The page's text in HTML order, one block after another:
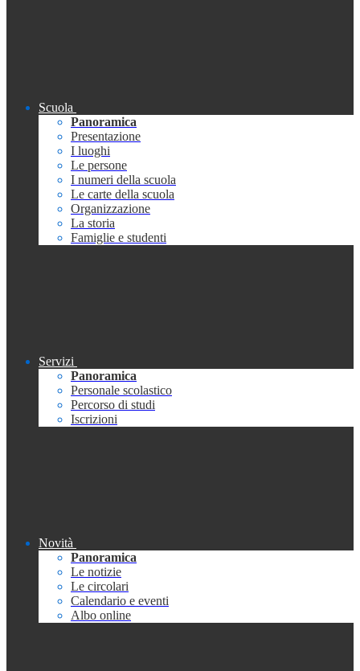
Scuola
Panoramica
Presentazione
I luoghi
Le persone
I numeri della scuola
Le carte della scuola
Organizzazione
La storia
Famiglie e studenti
Servizi
Panoramica
Personale scolastico
Percorso di studi
Iscrizioni
Novità
Panoramica
Le notizie
Le circolari
Calendario e eventi
Albo online